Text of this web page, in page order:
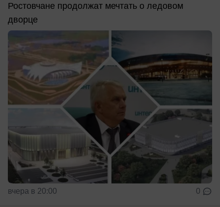
Ростовчане продолжат мечтать о ледовом
дворце
вчера в 20:00 0